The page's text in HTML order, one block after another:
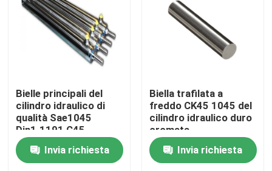
Casa
Bielle principali del
cilindro idraulico di
qualità Sae1045
Din1.1191 C45
Invia richiesta
Biella trafilata a
freddo CK45 1045 del
cilindro idraulico duro
cromata
Invia richiesta